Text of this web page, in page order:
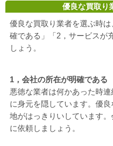
優良な買取り
優良な買取り業者を選ぶ時
確である」「2，サービスが
しょう。
1，会社の所在が明確である
悪徳な業者は何かあった時
に身元を隠しています。優
地がはっきりいしています
に依頼しましょう。